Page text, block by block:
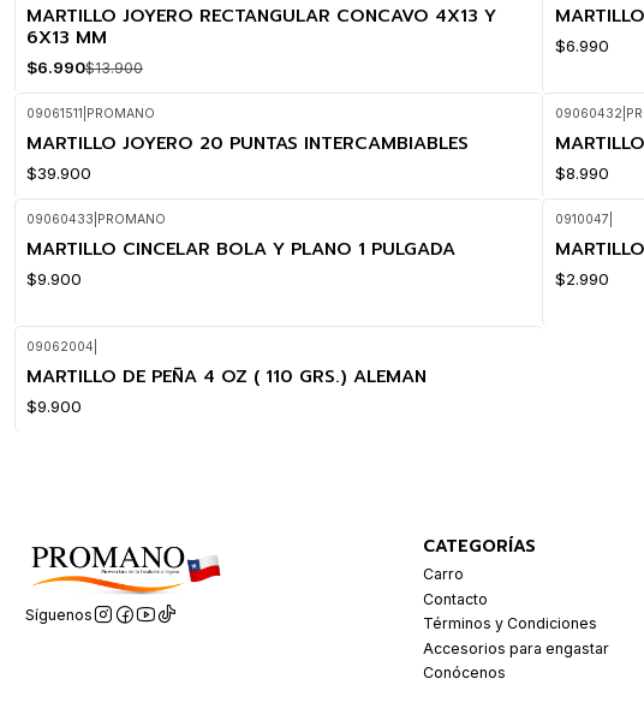
-50%
OFF
MARTILLO JOYERO RECTANGULAR CONCAVO 4X13 Y
6X13 MM
$6.990$13.900
$6.990
09061511 PROMANO
MARTILLO JOYERO 20 PUNTAS INTERCAMBIABLES
$39.900
09060432
$8.990
09060433 PROMANO
MARTILLO CINCELAR BOLA Y PLANO 1 PULGADA
$9.900
0910047
$2.990
09062004
MARTILLO DE PEÑA 4 OZ ( 110 GRS.) ALEMAN
$9.900
Síguenos
CATEGORÍAS
Carro
Contacto
Términos y Condiciones
Accesorios para engastar
Conócenos